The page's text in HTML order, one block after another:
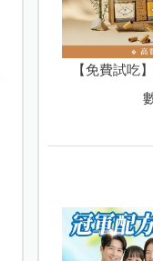
【免費試吃